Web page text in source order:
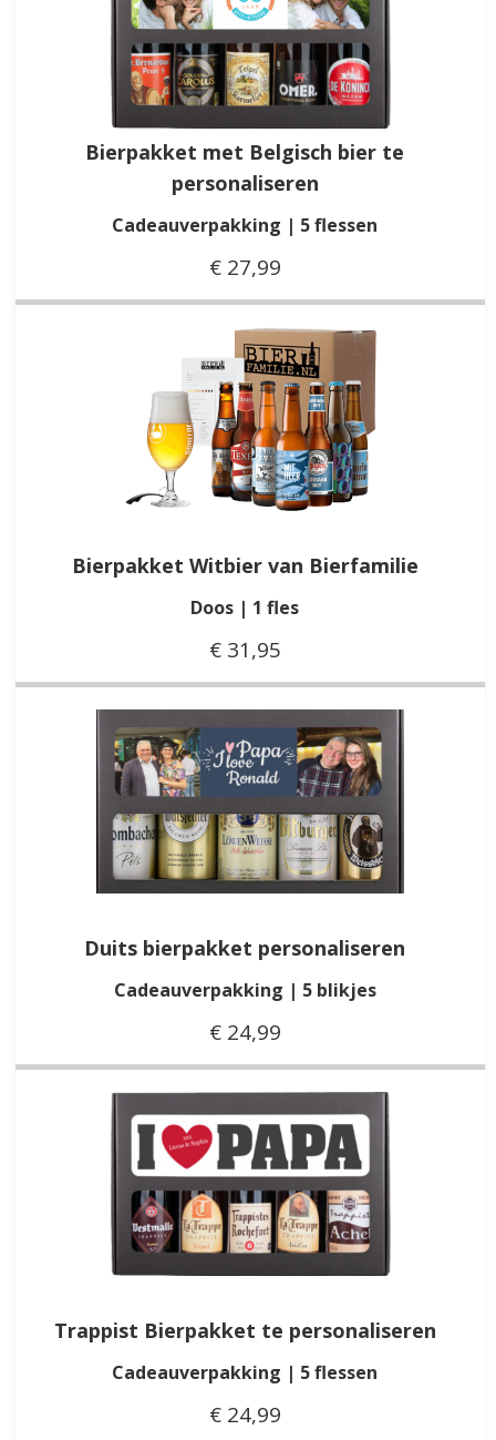
Bierpakket met Belgisch bier te
personaliseren
Cadeauverpakking | 5 flessen
€ 27,99
Bierpakket Witbier van Bierfamilie
Doos | 1 fles
€ 31,95
Duits bierpakket personaliseren
Cadeauverpakking | 5 blikjes
€ 24,99
Trappist Bierpakket te personaliseren
Cadeauverpakking | 5 flessen
€ 24,99